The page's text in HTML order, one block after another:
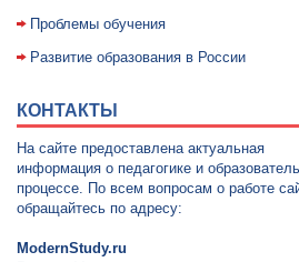
Проблемы обучения
Развитие образования в России
КОНТАКТЫ
На сайте предоставлена актуальная
информация о педагогике и
процессе. По всем вопросам о работе
обращайтесь по адресу:
ModernStudy.ru